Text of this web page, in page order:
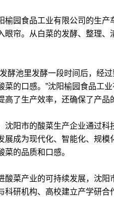
园食品工业有限公司的生产
眼帘。从白菜的发酵、整理
池里发酵一段时间后，经过
菜的口感。”沈阳榆园食品工
高了生产效率，还确保了产品
阳市的酸菜生产企业通过科
展成为现代化、智能化、规
菜的品质和口感。
菜产业的可持续发展，沈阳
科研机构、高校建立产学研